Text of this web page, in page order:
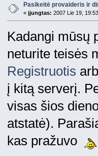
Pasikeitė provaideris ir
« įjungtas: 2007 Lie 19,
Kadangi mūsų
neturite teisės
Registruotis
į kitą serverį.
visas šios
atstatė).
kas pražuvo